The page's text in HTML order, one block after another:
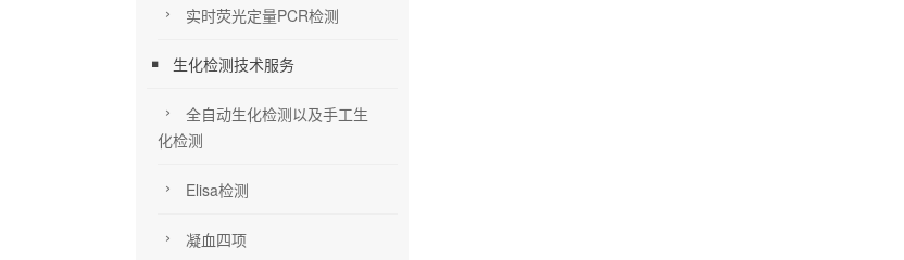
实时荧光定量PCR检测
生化检测技术服务
全自动生化检测以及手工生
化检测
Elisa检测
凝血四项